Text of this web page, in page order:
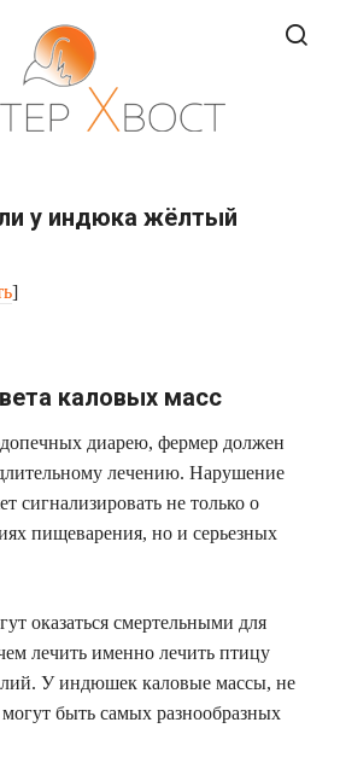
у индюка жёлтый
]
каловых масс
диарею, фермер должен
лечению. Нарушение
сигнализировать не только о
пищеварения, но и серьезных
оказаться смертельными для
лечить именно лечить птицу
У индюшек каловые массы, не
быть самых разнообразных